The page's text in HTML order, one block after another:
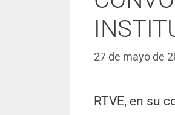
27 de mayo de
RTVE, en su